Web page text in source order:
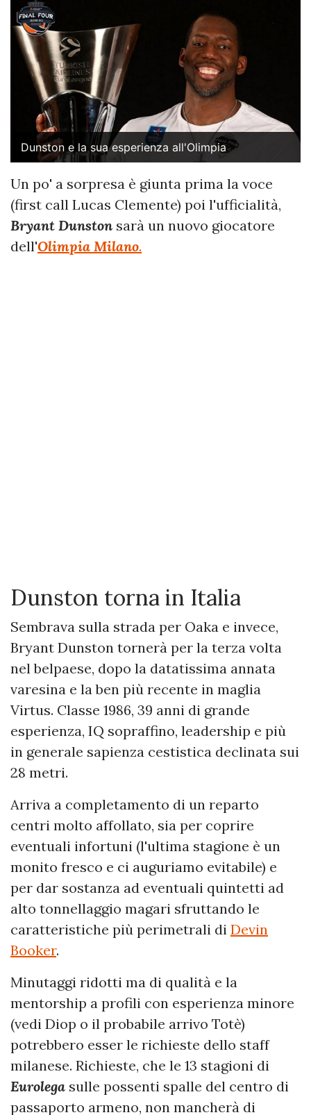
Dunston e la sua esperienza all'Olimpia
Un po' a sorpresa è giunta prima la voce
(first call Lucas Clemente) poi l'ufficialità,
Bryant Dunston sarà un nuovo giocatore
dell'Olimpia Milano.
Dunston torna in Italia
Sembrava sulla strada per Oaka e invece,
Bryant Dunston tornerà per la terza volta
nel belpaese, dopo la datatissima annata
varesina e la ben più recente in maglia
Virtus. Classe 1986, 39 anni di grande
esperienza, IQ sopraffino, leadership e più
in generale sapienza cestistica declinata sui
28 metri.
Arriva a completamento di un reparto
centri molto affollato, sia per coprire
eventuali infortuni (l'ultima stagione è un
monito fresco e ci auguriamo evitabile) e
per dar sostanza ad eventuali quintetti ad
alto tonnellaggio magari sfruttando le
caratteristiche più perimetrali di Devin
Booker.
Minutaggi ridotti ma di qualità e la
mentorship a profili con esperienza minore
(vedi Diop o il probabile arrivo Totè)
potrebbero esser le richieste dello staff
milanese. Richieste, che le 13 stagioni di
Eurolega sulle possenti spalle del centro di
passaporto armeno, non mancherà di